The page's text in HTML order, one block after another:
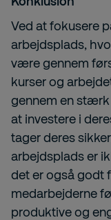
Ved at fokusere
arbejdsplads,
være gennem
kurser og
gennem en
at investere i
tager deres
arbejdsplads er
det er også godt
medarbejderne
produktive og